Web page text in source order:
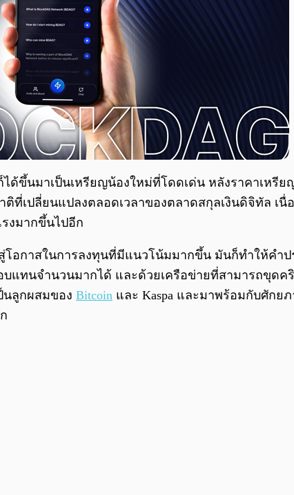
ก็ได้ขึ้นมาเป็นเหรียญน้องใหม่ที่โดดเด่น หลังราคาเห
าติที่เปลี่ยนแปลงตลอดเวลาของตลาดสกุลเงินดิจิทัล
งมากขึ้นไปอีก
โอกาสในการลงทุนที่มีแนวโน้มมากขึ้น มันก็ทำให้คำ
แทนจำนวนมากได้ และด้วยเครือข่ายที่สามารถขุด
นลูกผสมของ Bitcoin และ Kaspa และมาพร้อมกับศักย